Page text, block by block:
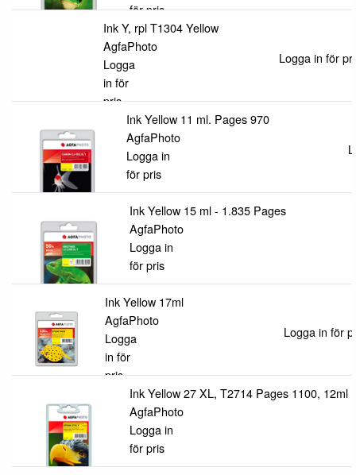
för pris
Ink Y, rpl T1304 Yellow
AgfaPhoto
Logga
in för
pris
Logga in för
Ink Yellow 11 ml. Pages 970
AgfaPhoto
Logga in
för pris
Ink Yellow 15 ml - 1.835 Pages
AgfaPhoto
Logga in
för pris
Ink Yellow 17ml
AgfaPhoto
Logga
in för
pris
Logga in för
Ink Yellow 27 XL, T2714 Pages 1100, 12ml
AgfaPhoto
Logga in
för pris